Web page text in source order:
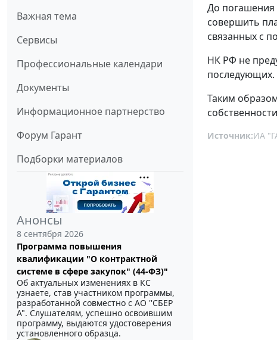
Важная тема
Сервисы
Профессиональные календари
Документы
Информационное партнерство
Форум Гарант
Подборки материалов
Анонсы
8 сентября 2026
Программа повышения
квалификации "О контрактной
системе в сфере закупок" (44-ФЗ)"
Об актуальных изменениях в КС
узнаете, став участником программы,
разработанной совместно с АО ''СБЕР
А". Слушателям, успешно освоившим
программу, выдаются удостоверения
установленного образца.
До погашения
совершить
связанных с
НК РФ не
последующих.
Таким
Источник:ИА